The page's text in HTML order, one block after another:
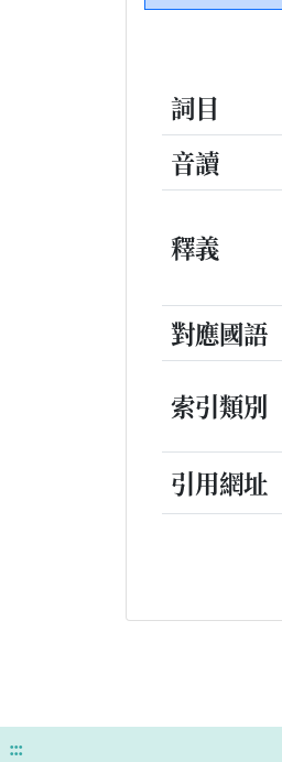
詞目
音讀
釋義
對應國語
索引類別
引用網址
:::